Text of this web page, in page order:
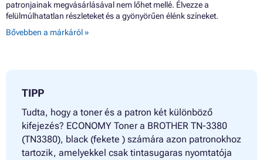
patronjainak megvásárlásával nem lőhet mellé. Élvezze a
felülmúlhatatlan részleteket és a gyönyörűen élénk színeket.
Bővebben a márkáról »
TIPP
Tudta, hogy a toner és a patron két különböző
kifejezés? ECONOMY Toner a BROTHER TN-3380
(TN3380), black (fekete ) számára azon patronokhoz
tartozik, amelyekkel csak tintasugaras nyomtatója